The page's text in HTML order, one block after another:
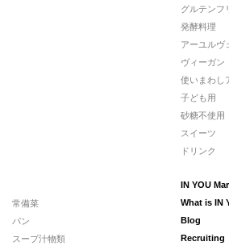
グルテンフ
発酵料理
アーユルヴ
ヴィーガン
使いまわし
子ども用
砂糖不使用
スイーツ
ドリンク
常備菜
パン
スープ汁物類
IN YOU
What is IN
Blog
Recruiting